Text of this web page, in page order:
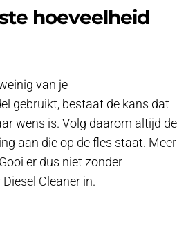
hoeveelheid
van je
gebruikt, bestaat de kans dat
wens is. Volg daarom altijd de
aan die op de fles staat. Meer
er dus niet zonder
Cleaner in.